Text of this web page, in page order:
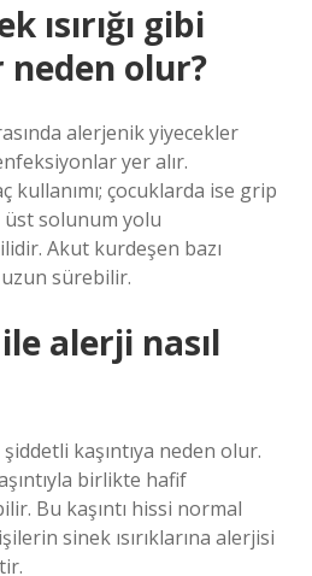
ısırığı gibi
neden olur?
alerjenik yiyecekler
yer alır.
kullanımı; çocuklarda ise grip
üst solunum yolu
Akut kurdeşen bazı
sürebilir.
ile alerji nasıl
şiddetli kaşıntıya neden olur.
birlikte hafif
Bu kaşıntı hissi normal
sinek ısırıklarına alerjisi